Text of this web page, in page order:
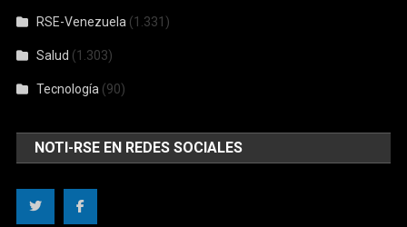
RSE-Venezuela (1.331)
Salud (1.303)
Tecnología (90)
NOTI-RSE EN REDES SOCIALES